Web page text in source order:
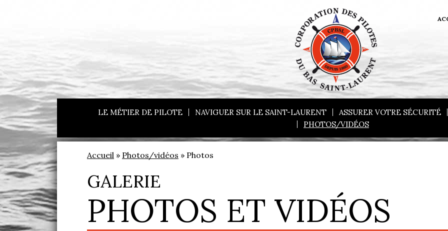
LE MÉTIER DE PILOTE NAVIGUER SUR LE SAINT-LAURENT
ASSURER VOTRE SÉCURITÉ
PHOTOS/VIDÉOS
Accueil » Photos/vidéos » Photos
GALERIE
PHOTOS ET VIDÉOS